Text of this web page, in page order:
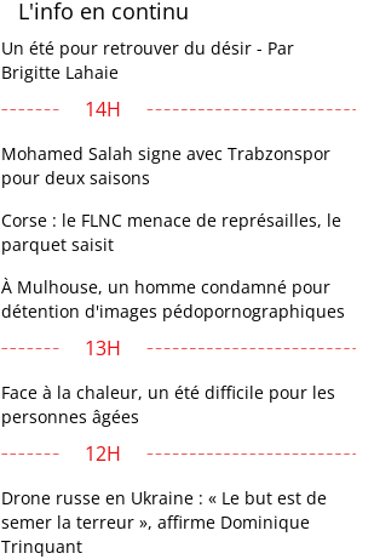
L'info en continu
Un été pour retrouver du désir - Par
Brigitte Lahaie
14H
Mohamed Salah signe avec Trabzonspor
pour deux saisons
Corse : le FLNC menace de représailles, le
parquet saisit
À Mulhouse, un homme condamné pour
détention d'images pédopornographiques
13H
Face à la chaleur, un été difficile pour les
personnes âgées
12H
Drone russe en Ukraine : « Le but est de
semer la terreur », affirme Dominique
Trinquant